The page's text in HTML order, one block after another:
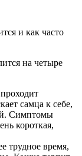
и как часто
на четыре
самца к себе,
Симптомы
короткая,
трудное время,